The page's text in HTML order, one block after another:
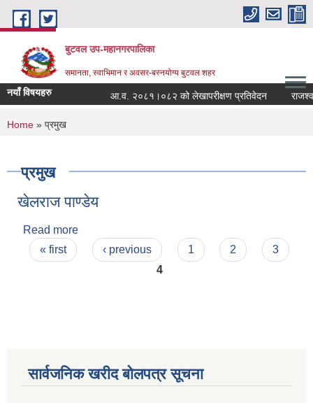
Skip to main content
बुटवल उप-महानगरपालिका
समानता, स्वाभिमान र अवसर-बस्नयोग्य बुटवल शहर
नयाँ विषयहरु आ.व. २०८१।०८२ को लेखापरीक्षण प्रतिवेदन
You are here
Home » प्रमुख
प्रमुख
खेलराज पाण्‍डेय
Read more
Pages
« first ‹ previous 1 2
3
4
सार्वजनिक खरीद बोलपत्र सूचना